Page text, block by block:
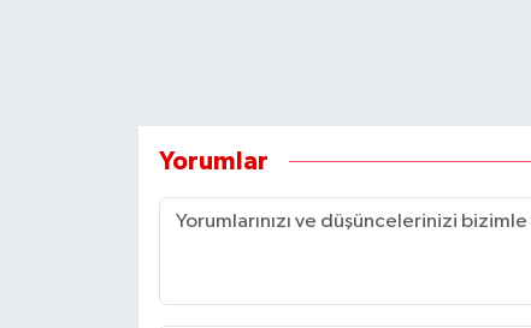
Yorumlar